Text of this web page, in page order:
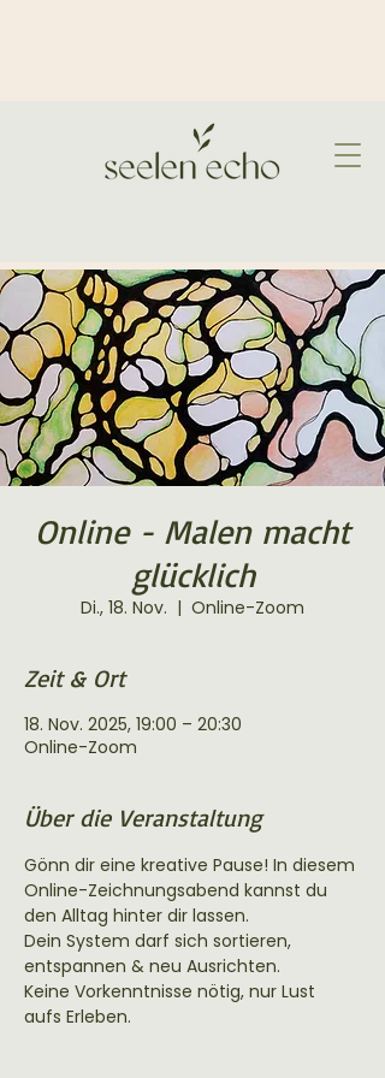
Online - Malen macht
glücklich
Di., 18. Nov.
  |
Online-Zoom
Zeit & Ort
18. Nov. 2025, 19:00 – 20:30
Online-Zoom
Über die Veranstaltung
Gönn dir eine kreative Pause! In diesem
Online-Zeichnungsabend kannst du
den Alltag hinter dir lassen.
Dein System darf sich sortieren,
entspannen & neu Ausrichten.
Keine Vorkenntnisse nötig, nur Lust
aufs Erleben.